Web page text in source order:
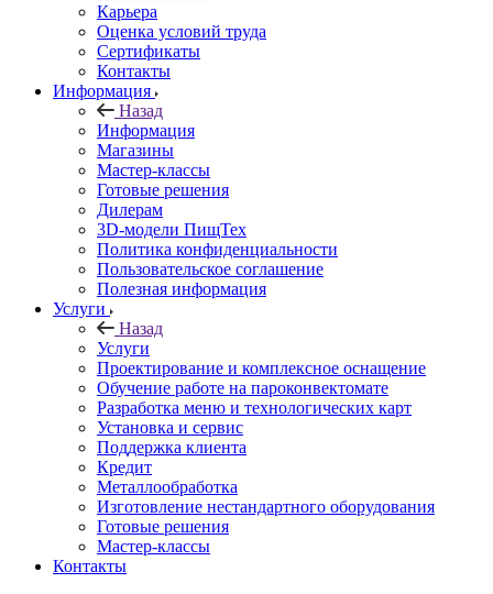
Карьера
Оценка условий труда
Сертификаты
Контакты
Информация
Назад
Информация
Магазины
Мастер-классы
Готовые решения
Дилерам
3D-модели ПищТех
Политика конфиденциальности
Пользовательское соглашение
Полезная информация
Услуги
Назад
Услуги
Проектирование и комплексное оснащение
Обучение работе на пароконвектомате
Разработка меню и технологических карт
Установка и сервис
Поддержка клиента
Кредит
Металлообработка
Изготовление нестандартного оборудования
Готовые решения
Мастер-классы
Контакты